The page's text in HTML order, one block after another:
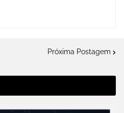
Próxima Postagem